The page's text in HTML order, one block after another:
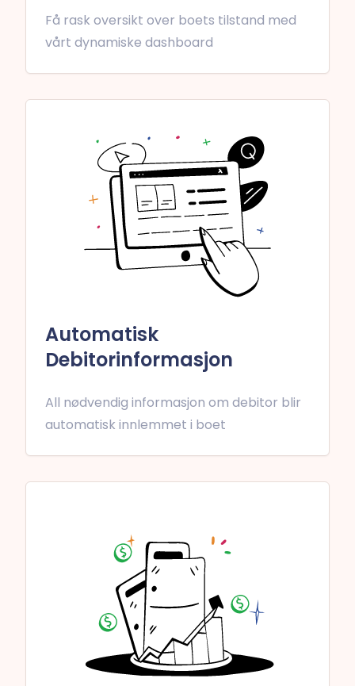
Få rask oversikt over boets tilstand med
vårt dynamiske dashboard
Automatisk
Debitorinformasjon
All nødvendig informasjon om debitor blir
automatisk innlemmet i boet